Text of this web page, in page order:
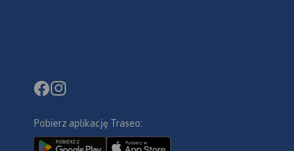
Pobierz aplikację Traseo: